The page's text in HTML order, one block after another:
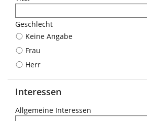
Geschlecht
Keine Angabe
Frau
Herr
Interessen
Allgemeine Interessen